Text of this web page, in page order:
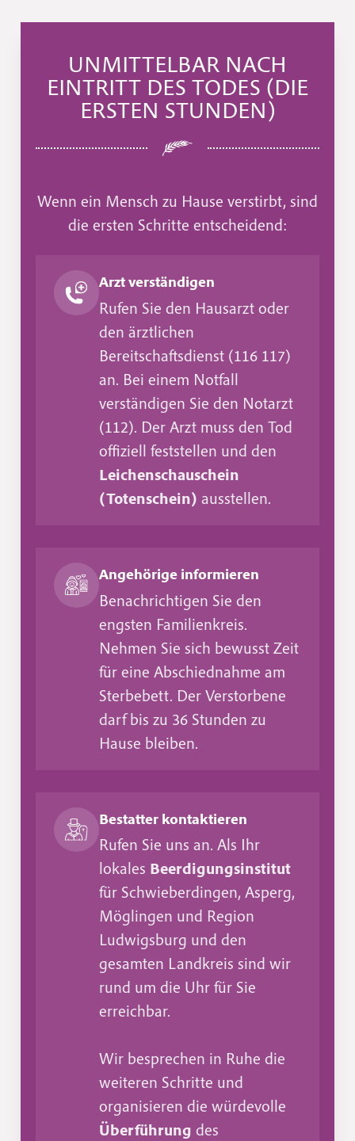
UNMITTELBAR NACH
EINTRITT DES TODES (DIE
ERSTEN STUNDEN)
Wenn ein Mensch zu Hause verstirbt, sind
die ersten Schritte entscheidend:
Arzt verständigen
Rufen Sie den Hausarzt oder
den ärztlichen
Bereitschaftsdienst (116 117)
an. Bei einem Notfall
verständigen Sie den Notarzt
(112). Der Arzt muss den Tod
offiziell feststellen und den
Leichenschauschein
(Totenschein) ausstellen.
Angehörige informieren
Benachrichtigen Sie den
engsten Familienkreis.
Nehmen Sie sich bewusst Zeit
für eine Abschiednahme am
Sterbebett. Der Verstorbene
darf bis zu 36 Stunden zu
Hause bleiben.
Bestatter kontaktieren
Rufen Sie uns an. Als Ihr
lokales Beerdigungsinstitut
für Schwieberdingen, Asperg,
Möglingen und Region
Ludwigsburg und den
gesamten Landkreis sind wir
rund um die Uhr für Sie
erreichbar.
Wir besprechen in Ruhe die
weiteren Schritte und
organisieren die würdevolle
Überführung des